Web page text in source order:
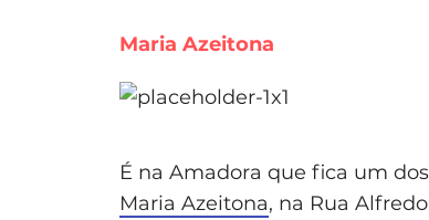
Maria Azeitona
É na Amadora que fica um
Maria Azeitona, na Rua